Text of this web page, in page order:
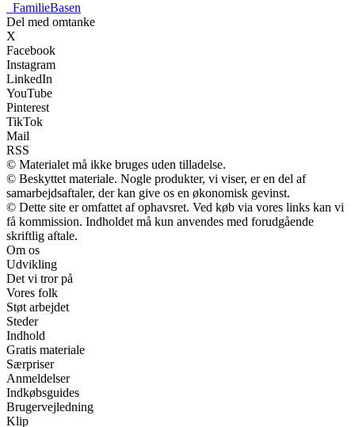
FamilieBasen
Del med omtanke
X
Facebook
Instagram
LinkedIn
YouTube
Pinterest
TikTok
Mail
RSS
© Materialet må ikke bruges uden tilladelse.
© Beskyttet materiale. Nogle produkter, vi viser, er en del af
samarbejdsaftaler, der kan give os en økonomisk gevinst.
© Dette site er omfattet af ophavsret. Ved køb via vores links kan vi
få kommission. Indholdet må kun anvendes med forudgående
skriftlig aftale.
Om os
Udvikling
Det vi tror på
Vores folk
Støt arbejdet
Steder
Indhold
Gratis materiale
Særpriser
Anmeldelser
Indkøbsguides
Brugervejledning
Klip